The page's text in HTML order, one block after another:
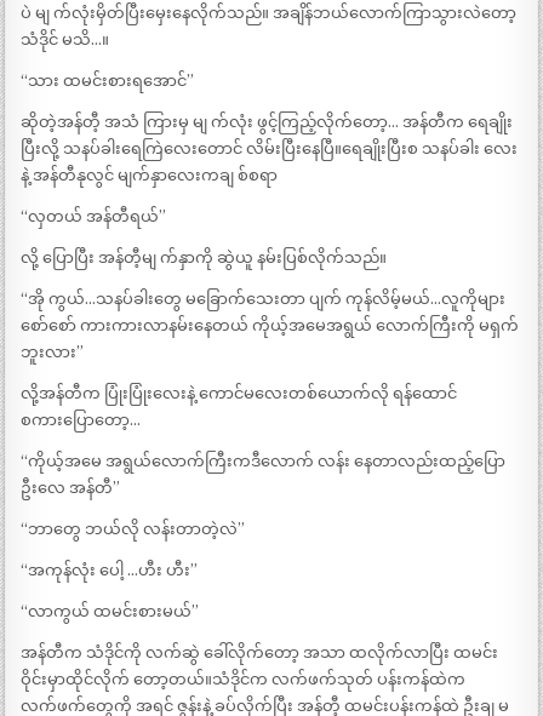
ပဲ မျ က်လုံးမှိတ်ပြီးမှေးနေလိုက်သည်။ အချိန်ဘယ်လောက်ကြာသွားလဲတော့
သံဒိုင် မသိ…။
“သား ထမင်းစားရအောင်”
ဆိုတဲ့အန်တီ့ အသံ ကြားမှ မျ က်လုံး ဖွင့်ကြည့်လိုက်တော့… အန်တီက ရေချိုး
ပြီးလို့ သနပ်ခါးရေကြဲလေးတောင် လိမ်းပြီးနေပြီ။ရေချိုးပြီးစ သနပ်ခါး လေး
နဲ့ အန်တီနုလွင် မျက်နှာလေးကချ စ်စရာ
“လှတယ် အန်တီရယ်”
လို့ ပြောပြီး အန်တီ့မျ က်နှာကို ဆွဲယူ နမ်းပြစ်လိုက်သည်။
“အို ကွယ်…သနပ်ခါးတွေ မခြောက်သေးတာ ပျက် ကုန်လိမ့်မယ်…လူကိုများ
စော်စော် ကားကားလာနမ်းနေတယ် ကိုယ့်အမေအရွယ် လောက်ကြီးကို မရှက်
ဘူးလား”
လို့အန်တီက ပြုံးပြုံးလေးနဲ့ ကောင်မလေးတစ်ယောက်လို ရန်ထောင်
စကားပြောတော့…
“ကိုယ့်အမေ အရွယ်လောက်ကြီးကဒီလောက် လန်း နေတာလည်းထည့်ပြော
ဦးလေ အန်တီ”
“ဘာတွေ ဘယ်လို လန်းတာတဲ့လဲ”
“အကုန်လုံး ပေါ့ …ဟီး ဟီး”
“လာကွယ် ထမင်းစားမယ်”
အန်တီက သံဒိုင်ကို လက်ဆွဲ ခေါ်လိုက်တော့ အသာ ထလိုက်လာပြီး ထမင်း
ဝိုင်းမှာထိုင်လိုက် တော့တယ်။သံဒိုင်က လက်ဖက်သုတ် ပန်းကန်ထဲက
လက်ဖက်တွေကို အရင် ဇွန်းနဲ့ ခပ်လိုက်ပြီး အန်တီ့ ထမင်းပန်းကန်ထဲ ဦးချ မ